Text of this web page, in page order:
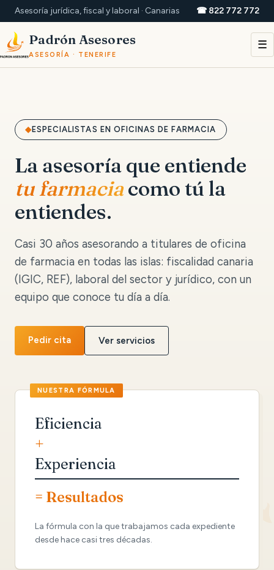
Asesoría jurídica, fiscal y laboral · Canarias ☎ 822 772 772
Padrón Asesores
ASESORÍA · TENERIFE
☰
ESPECIALISTAS EN OFICINAS DE FARMACIA
La asesoría que entiende
tu farmaciacomo tú la
entiendes.
Casi 30 años asesorando a titulares de oficina
de farmacia en todas las islas: fiscalidad canaria
(IGIC, REF), laboral del sector y jurídico, con un
equipo que conoce tu día a día.
Pedir cita Ver servicios
Eficiencia
+
Experiencia
= Resultados
La fórmula con la que trabajamos cada expediente
desde hace casi tres décadas.